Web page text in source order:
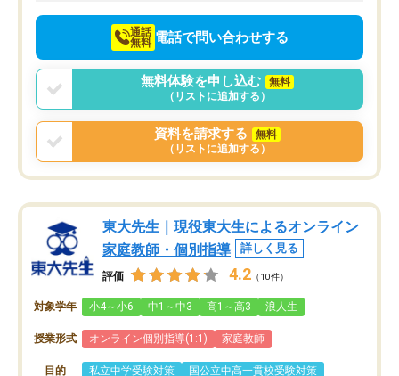
通話
無料 電話で問い合わせする
無料体験を申し込む
無料
（リストに追加する）
資料を請求する
無料
（リストに追加する）
東大先生｜現役東大生によるオンライン
家庭教師・個別指導
詳しく見る
評価 4.2 （10件）
対象学年 小4～小6 中1～中3 高1～高3 浪人生
授業形式 オンライン個別指導(1:1) 家庭教師
目的 私立中学受験対策
国公立中高一貫校受験対策